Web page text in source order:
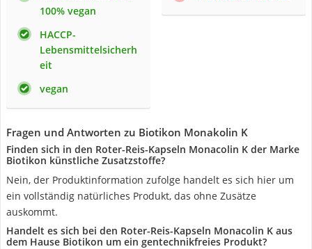
100% vegan
HACCP-
Lebensmittelsicherh
eit
vegan
Fragen und Antworten zu Biotikon Monakolin K
Finden sich in den Roter-Reis-Kapseln Monacolin K der Marke
Biotikon künstliche Zusatzstoffe?
Nein, der Produktinformation zufolge handelt es sich hier um
ein vollständig natürliches Produkt, das ohne Zusätze
auskommt.
Handelt es sich bei den Roter-Reis-Kapseln Monacolin K aus
dem Hause Biotikon um ein gentechnikfreies Produkt?